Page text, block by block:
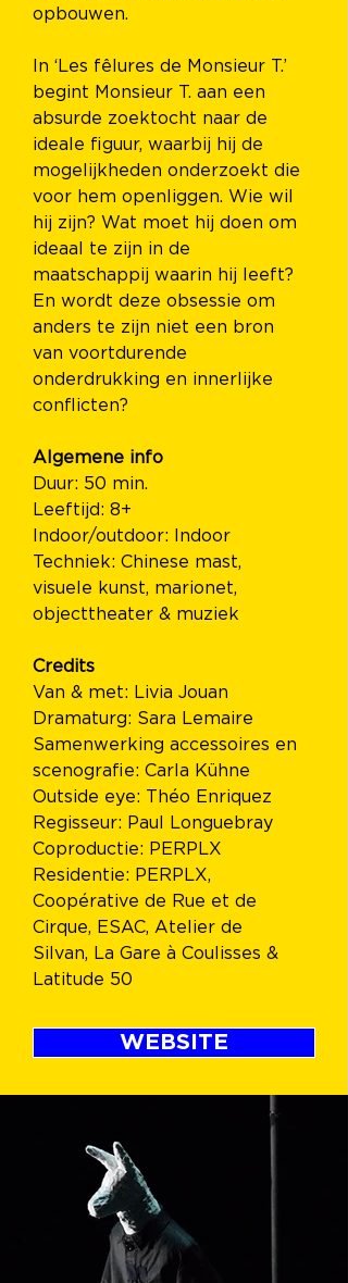
opbouwen.
In ‘Les fêlures de Monsieur T.’
begint Monsieur T. aan een
absurde zoektocht naar de
ideale figuur, waarbij hij de
mogelijkheden onderzoekt die
voor hem openliggen. Wie wil
hij zijn? Wat moet hij doen om
ideaal te zijn in de
maatschappij waarin hij leeft?
En wordt deze obsessie om
anders te zijn niet een bron
van voortdurende
onderdrukking en innerlijke
conflicten?
Algemene info
Duur: 50 min.
Leeftijd: 8+
Indoor/outdoor: Indoor
Techniek: Chinese mast,
visuele kunst, marionet,
objecttheater & muziek
Credits
Van & met: Livia Jouan
Dramaturg: Sara Lemaire
Samenwerking accessoires en
scenografie: Carla Kühne
Outside eye: Théo Enriquez
Regisseur: Paul Longuebray
Coproductie: PERPLX
Residentie: PERPLX,
Coopérative de Rue et de
Cirque, ESAC, Atelier de
Silvan, La Gare à Coulisses &
Latitude 50
WEBSITE